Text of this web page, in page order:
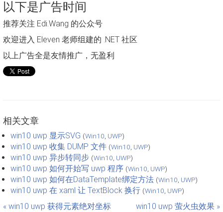
以下是广告时间
推荐关注 Edi.Wang 的公众号
欢迎进入 Eleven 老师组建的 .NET 社区
以上广告全是友情推广，无盈利
相关文章
win10 uwp 显示SVG (Win10, UWP)
win10 uwp 收集 DUMP 文件 (Win10, UWP)
win10 uwp 异步转同步 (Win10, UWP)
win10 uwp 如何开始写 uwp 程序 (Win10, UWP)
win10 uwp 如何在DataTemplate绑定方法 (Win10, UWP)
win10 uwp 在 xaml 让 TextBlock 换行 (Win10, UWP)
« win10 uwp 获得元素绝对坐标 win10 uwp 萤火虫效果 »